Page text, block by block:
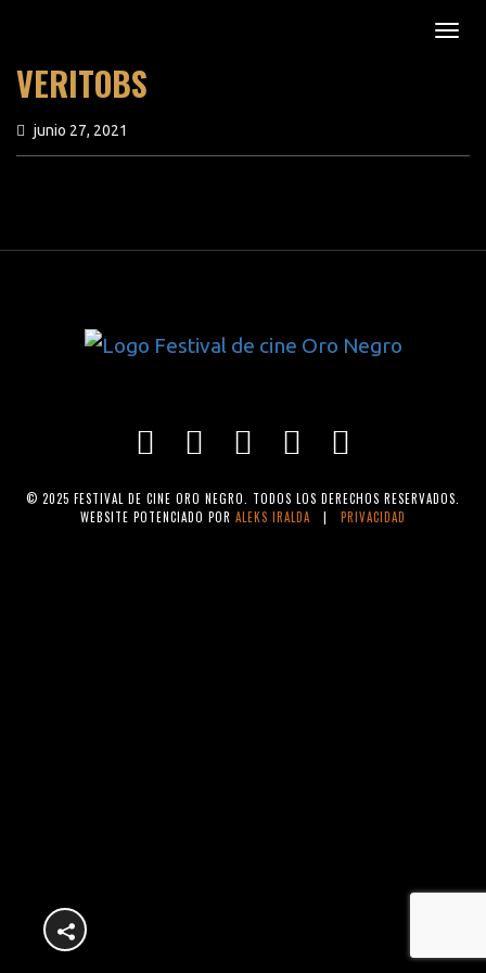
VERITOBS
junio 27, 2021
© 2025 FESTIVAL DE CINE ORO NEGRO. TODOS LOS DERECHOS RESERVADOS.
WEBSITE POTENCIADO POR ALEKS IRALDA | PRIVACIDAD